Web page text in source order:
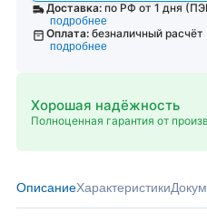
Доставка: по РФ от 1 дня
подробнее
Оплата: безналичный
подробнее
Хорошая надёжность
Полноценная гарантия от
ОписаниеХарактеристики